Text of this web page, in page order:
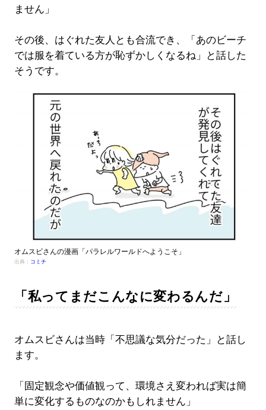
ません」
その後、はぐれた友人とも合流でき、「あのビーチ
では服を着ている方が恥ずかしくなるね」と話した
そうです。
オムスビさんの漫画「パラレルワールドへようこそ」
出典： コミチ
「私ってまだこんなに変わるんだ」
オムスビさんは当時「不思議な気分だった」と話し
ます。
「固定観念や価値観って、環境さえ変われば実は簡
単に変化するものなのかもしれません」